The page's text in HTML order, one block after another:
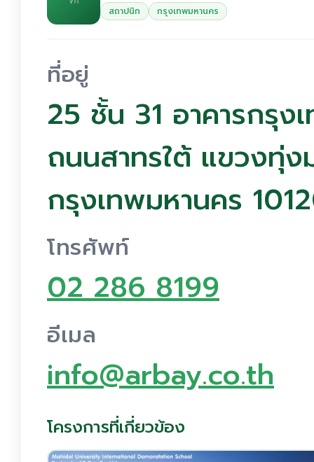
สถาปนิก กรุงเทพมหานคร
ที่อยู่
25 ชั้น 31 อาคารกรุง
ถนนสาทรใต้ แขวงทุ่ง
กรุงเทพมหานคร
โทรศัพท์
02 286 8199
อีเมล
info@arbay.co.th
โครงการที่เกี่ยวข้อง